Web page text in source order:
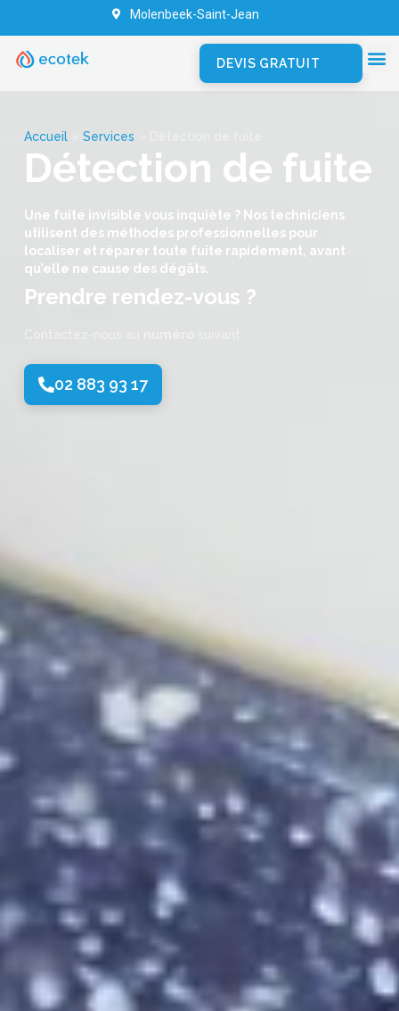
Molenbeek-Saint-Jean
DEVIS GRATUIT
Accueil» Services
Détection de fuite
Une fuite invisible vous inquiète ? Nos techniciens
utilisent des méthodes professionnelles pour
localiser et réparer toute fuite rapidement, avant
qu’elle ne cause des dégâts.
Prendre rendez-vous ?
02 883 93 17